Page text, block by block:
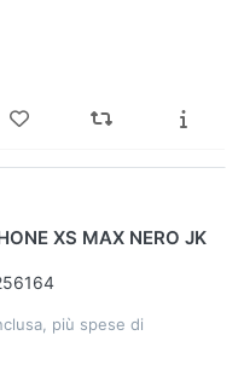
XS MAX NERO JK
più spese di